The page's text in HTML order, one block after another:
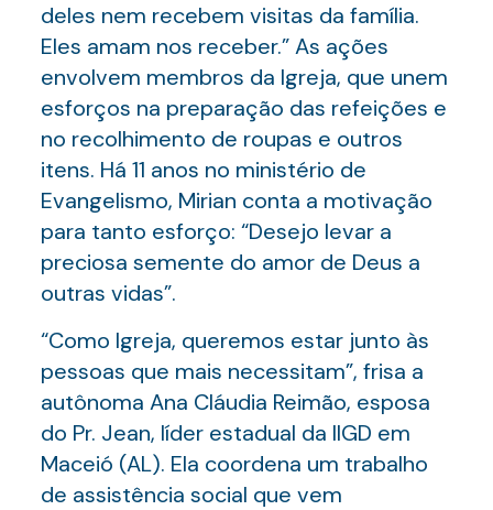
deles nem recebem visitas da família.
Eles amam nos receber.” As ações
envolvem membros da Igreja, que unem
esforços na preparação das refeições e
no recolhimento de roupas e outros
itens. Há 11 anos no ministério de
Evangelismo, Mirian conta a motivação
para tanto esforço: “Desejo levar a
preciosa semente do amor de Deus a
outras vidas”.
“Como Igreja, queremos estar junto às
pessoas que mais necessitam”, frisa a
autônoma Ana Cláudia Reimão, esposa
do Pr. Jean, líder estadual da IIGD em
Maceió (AL). Ela coordena um trabalho
de assistência social que vem